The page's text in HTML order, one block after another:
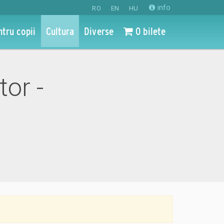
RO EN HU info
copii Cultura Diverse 0 bilete
-